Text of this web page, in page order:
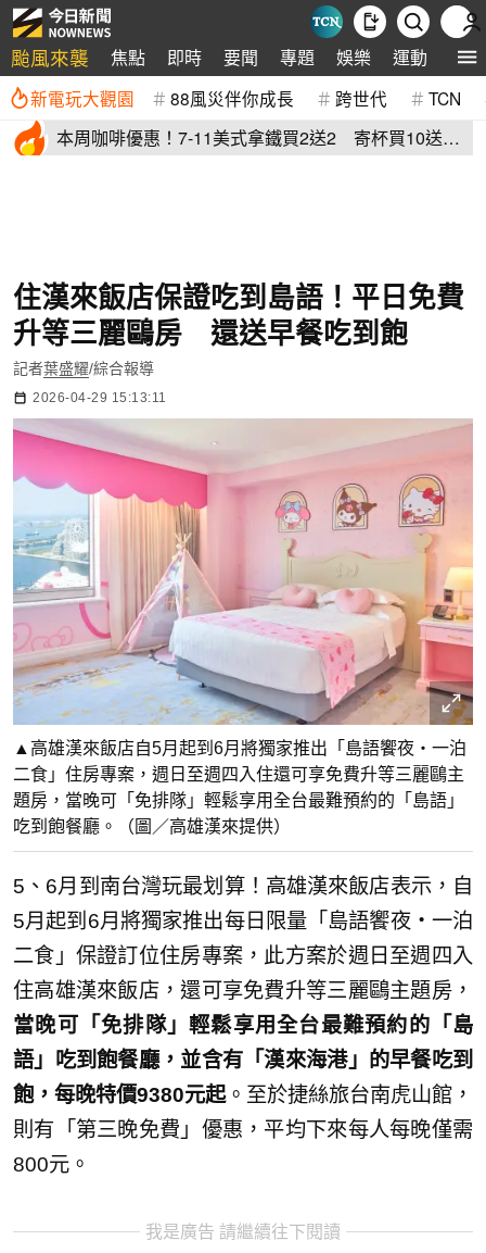
颱風來襲 焦點 即時 要聞 專題 娛樂 運動 全球
新電玩大觀園 88風災伴你成長 跨世代 TCN
本周咖啡優惠！7-11美式拿鐵買2送2 寄杯買10送
住漢來飯店保證吃到島語！平日免費
升等三麗鷗房 還送早餐吃到飽
記者葉盛耀/綜合報導
2026-04-29 15:13:11
▲高雄漢來飯店自5月起到6月將獨家推出「島語饗夜・一泊
二食」住房專案，週日至週四入住還可享免費升等三麗鷗主
題房，當晚可「免排隊」輕鬆享用全台最難預約的「島語」
吃到飽餐廳。（圖／高雄漢來提供）
5、6月到南台灣玩最划算！高雄漢來飯店表示，自
5月起到6月將獨家推出每日限量「島語饗夜・一泊
二食」保證訂位住房專案，此方案於週日至週四入
住高雄漢來飯店，還可享免費升等三麗鷗主題房，
當晚可「免排隊」輕鬆享用全台最難預約的「島
語」吃到飽餐廳，並含有「漢來海港」的早餐吃到
飽，每晚特價9380元起。至於捷絲旅台南虎山館，
則有「第三晚免費」優惠，平均下來每人每晚僅需
800元。
我是廣告 請繼續往下閱讀